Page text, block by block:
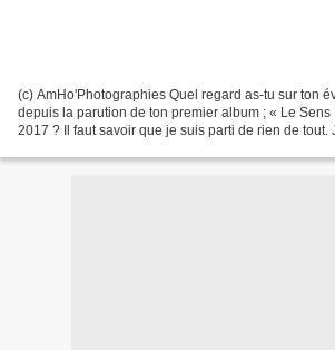
(c) AmHo'Photographies Quel regard as-tu sur ton évolution artistique
depuis la parution de ton premier album ; « Le Sens
2017 ? Il faut savoir que je suis parti de rien de tout.